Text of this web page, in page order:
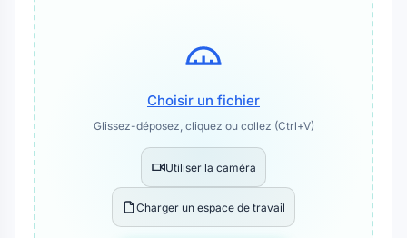
Choisir un fichier
Glissez-déposez, cliquez ou collez (Ctrl+V)
Utiliser la caméra
Charger un espace de travail